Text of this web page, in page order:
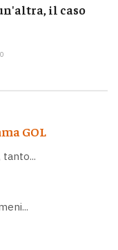
il caso
GOL
tanto...